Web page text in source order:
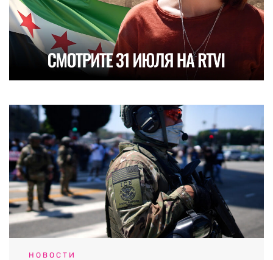
НОВОСТИ